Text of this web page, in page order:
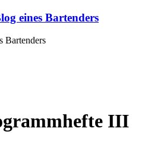
eines Bartenders
Bartenders
III